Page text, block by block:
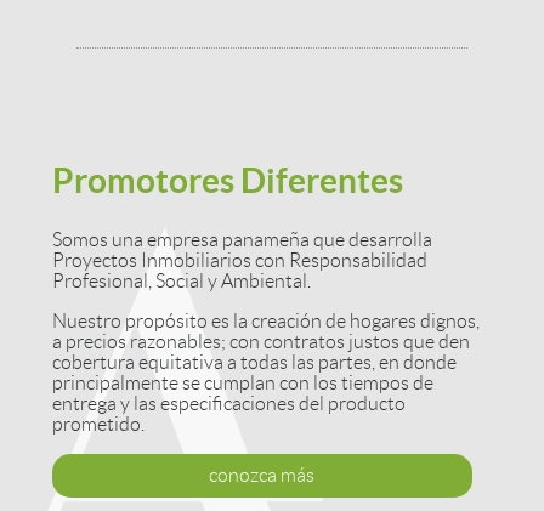
Promotores Diferentes
Somos una empresa panameña que desarrolla
Proyectos Inmobiliarios con Responsabilidad
Profesional, Social y Ambiental.
Nuestro propósito es la creación de hogares dignos,
a precios razonables; con contratos justos que den
cobertura equitativa a todas las partes, en donde
principalmente se cumplan con los tiempos de
entrega y las especificaciones del producto
prometido.
conozca más